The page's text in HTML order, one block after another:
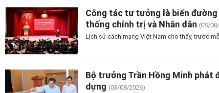
Công tác tư tưởng là biến
thống chính trị và Nhân dân (05/
Lịch sử cách mạng Việt Nam cho thấy, trước
Bộ trưởng Trần Hồng Minh phát
dựng (03/08/2026)